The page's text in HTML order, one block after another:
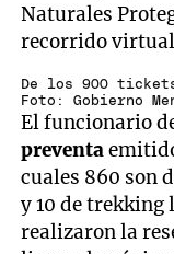
Naturales
recorrido virtual
De los 900
Foto: Gobierno
El funcionario
preventa
cuales 860 son
y 10 de trekking
realizaron la